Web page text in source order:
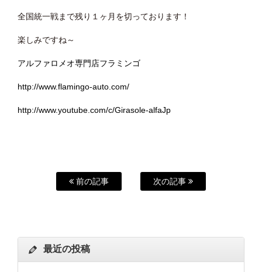
全国統一戦まで残り１ヶ月を切っております！
楽しみですね～
アルファロメオ専門店フラミンゴ
http://www.flamingo-auto.com/
http://www.youtube.com/c/Girasole-alfaJp
前の記事 次の記事
最近の投稿